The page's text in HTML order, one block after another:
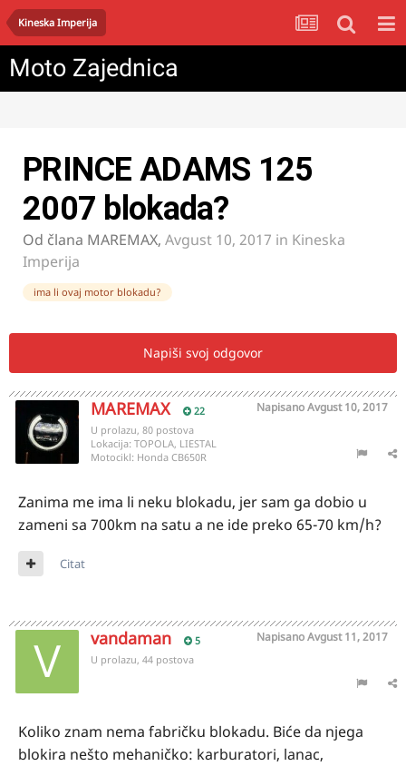
Kineska Imperija
Moto Zajednica
PRINCE ADAMS 125
2007 blokada?
Od člana MAREMAX, Avgust 10, 2017 in Kineska
Imperija
ima li ovaj motor blokadu?
Napiši svoj odgovor
MAREMAX 22 NapisanoAvgust 10, 2017
U prolazu, 80 postova
Lokacija: TOPOLA, LIESTAL
Motocikl: Honda CB650R
Zanima me ima li neku blokadu, jer sam ga dobio u
zameni sa 700km na satu a ne ide preko 65-70 km/h?
Citat
vandaman 5 NapisanoAvgust 11, 2017
U prolazu, 44 postova
Koliko znam nema fabričku blokadu. Biće da njega
blokira nešto mehaničko: karburatori, lanac,